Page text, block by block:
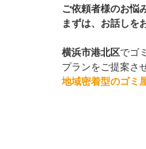
ご依頼者様のお悩
まずは、お話しを
横浜市港北区でゴ
プランをご提案さ
地域密着型のゴミ